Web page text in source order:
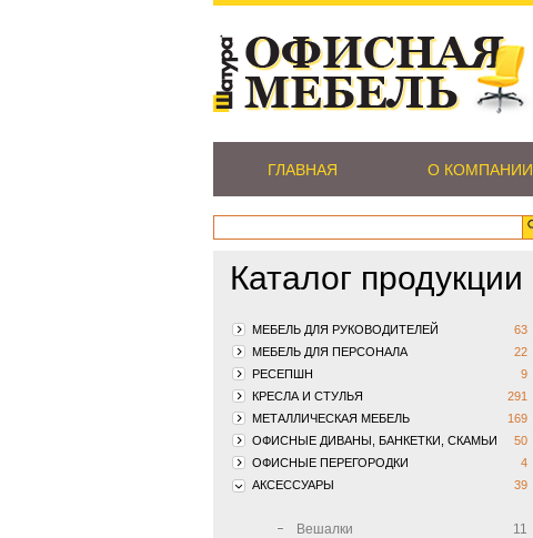
ГЛАВНАЯ О КОМПАНИИ
Каталог продукции
МЕБЕЛЬ ДЛЯ РУКОВОДИТЕЛЕЙ
63
МЕБЕЛЬ ДЛЯ ПЕРСОНАЛА
22
РЕСЕПШН
9
КРЕСЛА И СТУЛЬЯ
291
МЕТАЛЛИЧЕСКАЯ МЕБЕЛЬ
169
ОФИСНЫЕ ДИВАНЫ, БАНКЕТКИ, СКАМЬИ
50
ОФИСНЫЕ ПЕРЕГОРОДКИ
4
АКСЕССУАРЫ
39
Вешалки
11